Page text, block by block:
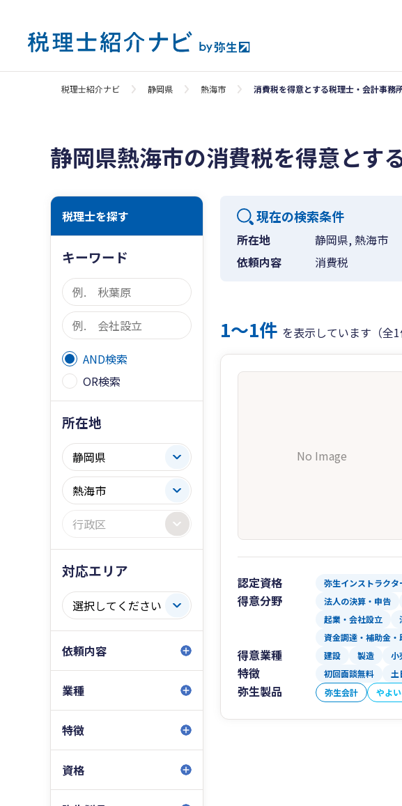
税理士紹介ナビ 静岡県 熱海市 消費税を得意とする税理士・会計事務
静岡県熱海市の消費税を得意とす
税理士を探す
キーワード
AND検索
OR検索
所在地
対応エリア
依頼内容
業種
特徴
資格
現在の検索条件
所在地
静岡県, 熱海市
依頼内容
消費税
1〜1件 を表示しています（全1
No Image
認定資格 弥生インストラクタ
得意分野 法人の決算・申告
起業・会社設立
資金調達・補助金・
得意業種 建設 製造 小
特徴 初回面談無料 土
弥生製品 弥生会計 やよ